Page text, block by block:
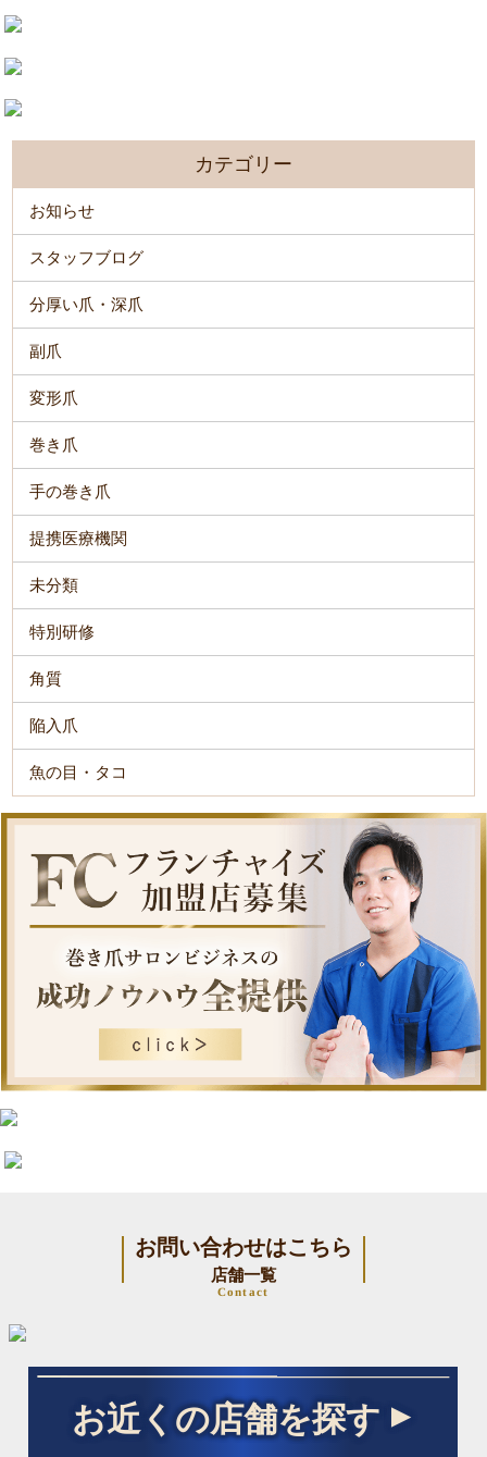
カテゴリー
お知らせ
スタッフブログ
分厚い爪・深爪
副爪
変形爪
巻き爪
手の巻き爪
提携医療機関
未分類
特別研修
角質
陥入爪
魚の目・タコ
お問い合わせはこちら
店舗一覧
Contact
お近くの店舗を探す